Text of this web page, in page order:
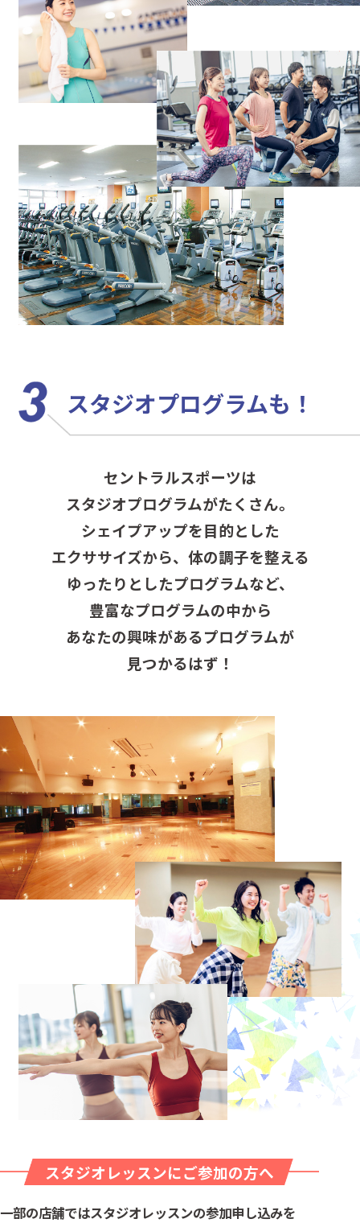
スタジオプログラムも！
セントラルスポーツは
スタジオプログラムがたくさん。
シェイプアップを目的とした
エクササイズから、 体の調子を整える
ゆったりとしたプログラムなど、
豊富なプログラムの中から
あなたの興味があるプログラムが
見つかるはず！
スタジオレッスンにご参加の方へ
一部の店舗ではスタジオレッスンの参加申し込みを